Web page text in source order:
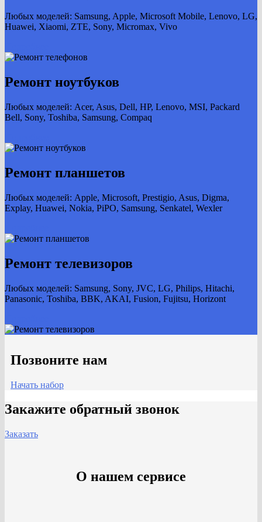
Любых моделей: Samsung, Apple, Microsoft Mobile, Lenovo, LG,
Huawei, Xiaomi, ZTE, Sony, Micromax, Vivo
Ремонт ноутбуков
Любых моделей: Acer, Asus, Dell, HP, Lenovo, MSI, Packard
Bell, Sony, Toshiba, Samsung, Compaq
Ремонт планшетов
Любых моделей: Apple, Microsoft, Prestigio, Asus, Digma,
Explay, Huawei, Nokia, PiPO, Samsung, Senkatel, Wexler
Ремонт телевизоров
Любых моделей: Samsung, Sony, JVC, LG, Philips, Hitachi,
Panasonic, Toshiba, BBK, AKAI, Fusion, Fujitsu, Horizont
Позвоните нам
Начать набор
Закажите обратный звонок
Заказать
О нашем сервисе